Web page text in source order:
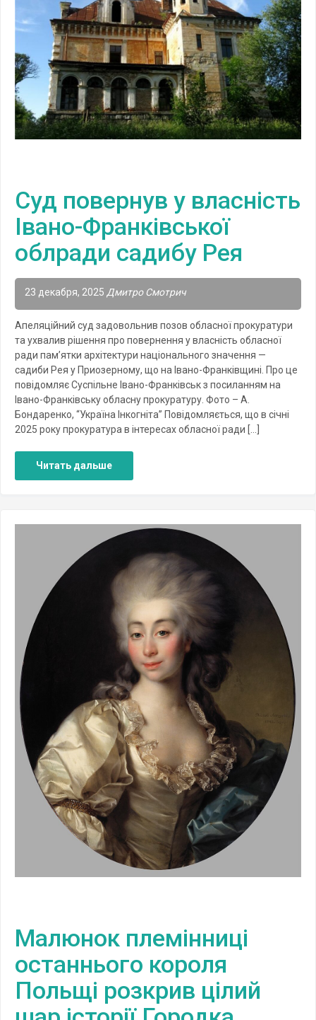
Суд повернув у власність
Івано-Франківської
облради садибу Рея
23 декабря, 2025 Дмитро Смотрич
Апеляційний суд задовольнив позов обласної прокуратури
та ухвалив рішення про повернення у власність обласної
ради пам’ятки архітектури національного значення —
садиби Рея у Приозерному, що на Івано-Франківщині. Про це
повідомляє Суспільне Івано-Франківськ з посиланням на
Івано-Франківську обласну прокуратуру. Фото – А.
Бондаренко, “Україна Інкогніта” Повідомляється, що в січні
2025 року прокуратура в інтересах обласної ради […]
Читать дальше
Малюнок племінниці
останнього короля
Польщі розкрив цілий